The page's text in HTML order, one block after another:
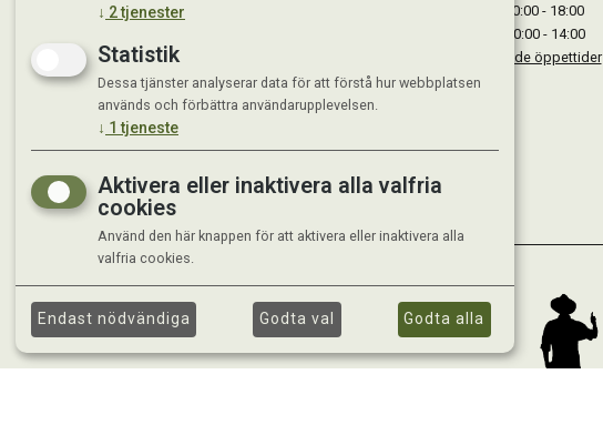
Fredag : 10:00 - 18:00
Lördag : 10:00 - 14:00
Se avvikande öppettider
↓ 2tjenester
Statistik
Dessa tjänster analyserar data för att förstå hur webbplatsen
används och förbättra användarupplevelsen.
↓ 1 tjeneste
Aktivera eller inaktivera alla valfria
cookies
Använd den här knappen för att aktivera eller inaktivera alla
valfria cookies.
Endast nödvändiga Godta val Godta alla